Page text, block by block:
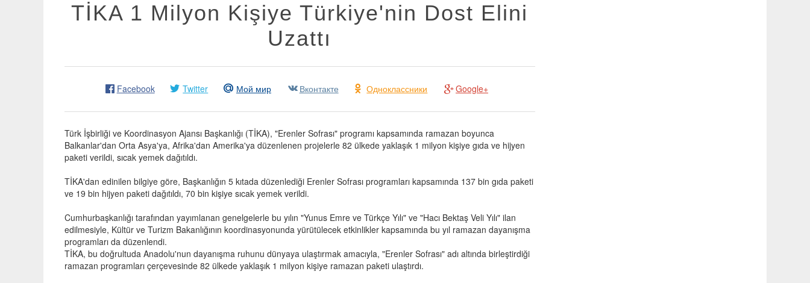
TİKA 1 Milyon Kişiye Türkiye'nin Dost Elini
Uzattı
Facebook Twitter Мой мир Вконтакте Одноклассники Google+
Türk İşbirliği ve Koordinasyon Ajansı Başkanlığı (TİKA), "Erenler Sofrası" programı kapsamında ramazan boyunca
Balkanlar'dan Orta Asya'ya, Afrika'dan Amerika'ya düzenlenen projelerle 82 ülkede yaklaşık 1 milyon kişiye gıda ve hijyen
paketi verildi, sıcak yemek dağıtıldı.
TİKA'dan edinilen bilgiye göre, Başkanlığın 5 kıtada düzenlediği Erenler Sofrası programları kapsamında 137 bin gıda paketi
ve 19 bin hijyen paketi dağıtıldı, 70 bin kişiye sıcak yemek verildi.
Cumhurbaşkanlığı tarafından yayımlanan genelgelerle bu yılın "Yunus Emre ve Türkçe Yılı" ve "Hacı Bektaş Veli Yılı" ilan
edilmesiyle, Kültür ve Turizm Bakanlığının koordinasyonunda yürütülecek etkinlikler kapsamında bu yıl ramazan dayanışma
programları da düzenlendi.
TİKA, bu doğrultuda Anadolu'nun dayanışma ruhunu dünyaya ulaştırmak amacıyla, "Erenler Sofrası" adı altında birleştirdiği
ramazan programları çerçevesinde 82 ülkede yaklaşık 1 milyon kişiye ramazan paketi ulaştırdı.